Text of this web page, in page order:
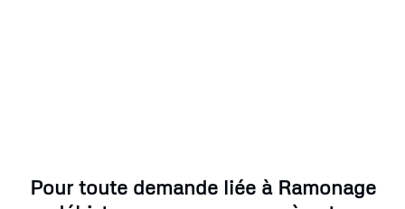
Pour toute demande liée à Ramonage